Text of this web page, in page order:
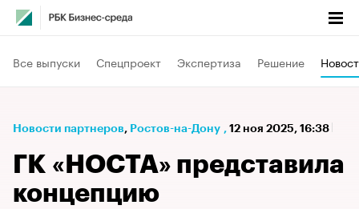
Все выпуски Спецпроект Экспертиза Решение
Новости партнеров⁠, Ростов-на-Дону , 12 ноя 2025, 16:38
ГК «НОСТА» представила
концепцию